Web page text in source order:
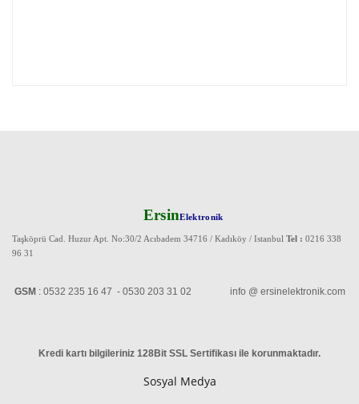
ErsinElektronik
Taşköprü Cad. Huzur Apt. No:30/2 Acıbadem 34716 / Kadıköy / Istanbul Tel : 0216 338
96 31
GSM : 0532 235 16 47 - 0530 203 31 02 info @ ersinelektronik.com
Kredi kartı bilgileriniz 128Bit SSL Sertifikası ile korunmaktadır.
Sosyal Medya